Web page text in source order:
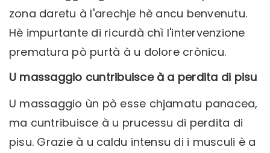
zona daretu à l'arechje hè ancu benvenutu.
Hè impurtante di ricurdà chì l'intervenzione
prematura pò purtà à u dolore crònicu.
U massaggio cuntribuisce à a perdita di pisu
U massaggio ùn pò esse chjamatu panacea,
ma cuntribuisce à u prucessu di perdita di
pisu. Grazie à u caldu intensu di i musculi è a